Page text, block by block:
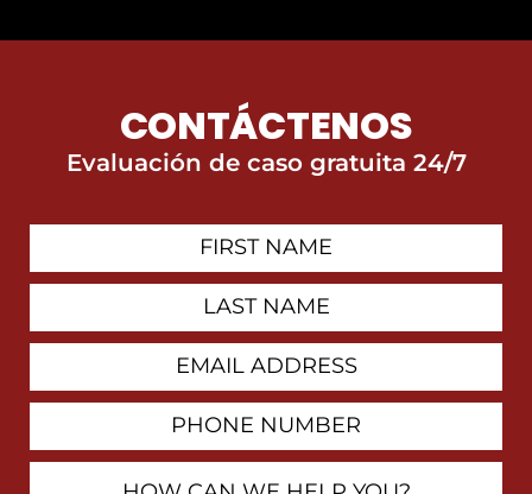
CONTÁCTENOS
Evaluación de caso gratuita 24/7